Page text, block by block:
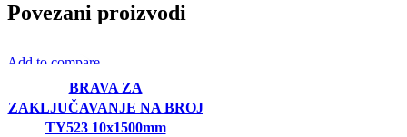
Povezani proizvodi
Add to compare
Brz pogled
Dodajte želje
BRAVA ZA
ZAKLJUČAVANJE NA BROJ
TY523 10x1500mm